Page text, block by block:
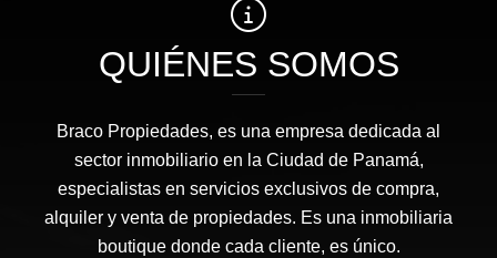
QUIÉNES SOMOS
Braco Propiedades, es una empresa dedicada al
sector inmobiliario en la Ciudad de Panamá,
especialistas en servicios exclusivos de compra,
alquiler y venta de propiedades. Es una inmobiliaria
boutique donde cada cliente, es único.